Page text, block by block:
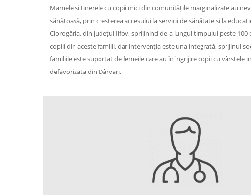
Mamele și tinerele cu copii mici din comunitățile marginalizate au
sănătoasă, prin creșterea accesului la servicii de sănătate și la
Ciorogârla, din județul Ilfov, sprijinind de-a lungul timpului peste
copiii din aceste familii, dar intervenția este una integrată, sprijinul
familiile este suportat de femeile care au în îngrijire copii cu
defavorizata din Dârvari.